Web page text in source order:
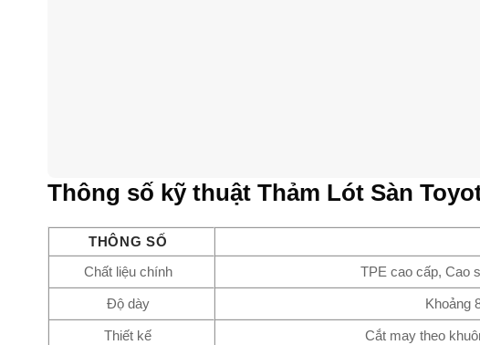
Thông số kỹ thuật Thảm Lót Sàn
THÔNG SỐ
Chất liệu chính
TPE cao cấp, Cao
Độ dày Khoảng
Thiết kế Cắt may theo